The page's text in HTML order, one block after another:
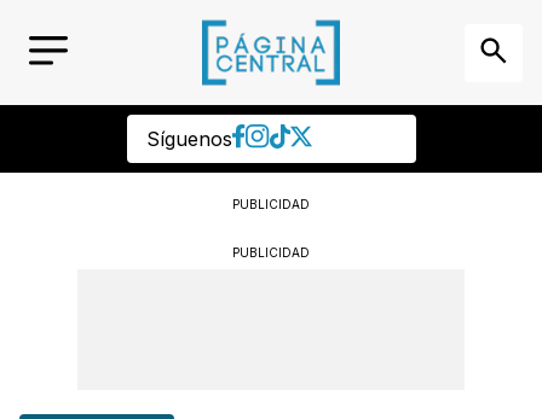
Síguenos
PUBLICIDAD
PUBLICIDAD